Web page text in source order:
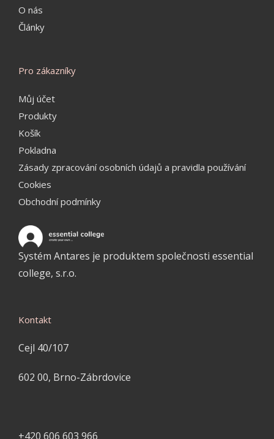
O nás
Články
Pro zákazníky
Můj účet
Produkty
Košík
Pokladna
Zásady zpracování osobních údajů a pravidla používání
Cookies
Obchodní podmínky
Systém Antares je produktem společnosti essential
college, s.r.o.
Kontakt
Cejl 40/107
602 00, Brno-Zábrdovice
+420 606 603 966